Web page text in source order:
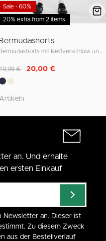
20% extra from 2 items
Sale - 60%
Bermudashorts
Reduziert von
€ auf
20,00 €
an. Und erhalte
ersten Einkauf
Newsletter an. Dieser ist
Zu diesem Zweck
aus der Bestellverlauf